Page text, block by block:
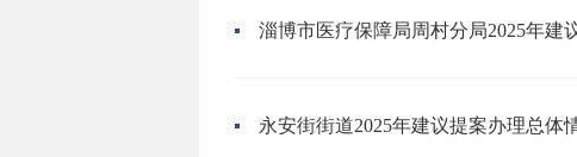
淄博市医疗保障局周村分局2025年建
永安街街道2025年建议提案办理总体